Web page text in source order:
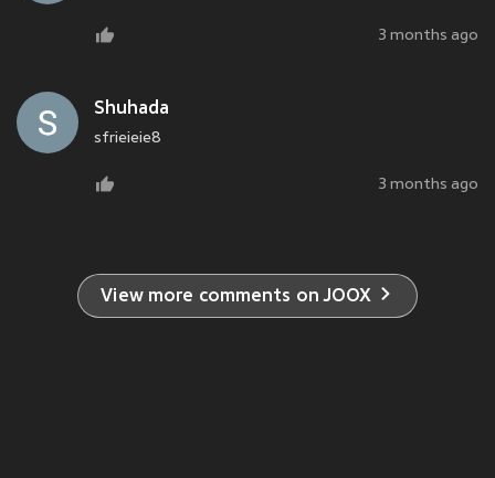
3 months ago
Shuhada
sfrieieie8
3 months ago
View more comments on JOOX